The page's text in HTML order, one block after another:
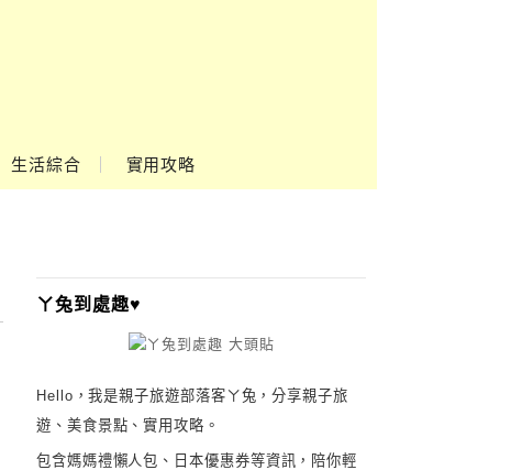
生活綜合 實用攻略
ㄚ兔到處趣♥
Hello，我是親子旅遊部落客ㄚ兔，分享親子旅
遊、美食景點、實用攻略。
包含媽媽禮懶人包、日本優惠券等資訊，陪你輕